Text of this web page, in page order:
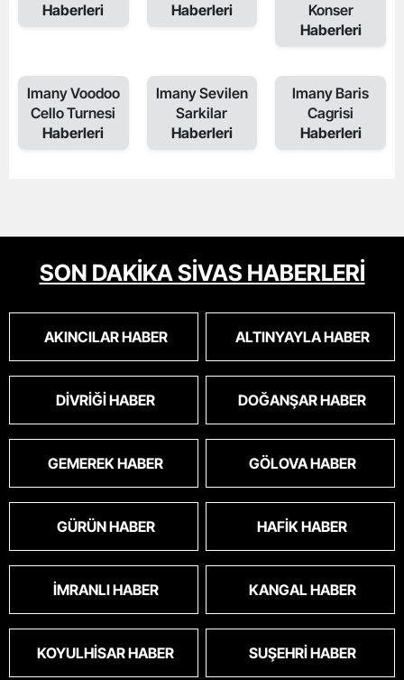
Haberleri
Haberleri
Konser
Haberleri
Imany Voodoo
Cello Turnesi
Haberleri
Imany Sevilen
Sarkilar
Haberleri
Imany Baris
Cagrisi
Haberleri
SON DAKİKA SİVAS HABERLERİ
AKINCILAR HABER ALTINYAYLA HABER
DIVRIĞI HABER DOĞANŞAR HABER
GEMEREK HABER GÖLOVA HABER
GÜRÜN HABER HAFIK HABER
İMRANLI HABER KANGAL HABER
KOYULHISAR HABER SUŞEHRI HABER